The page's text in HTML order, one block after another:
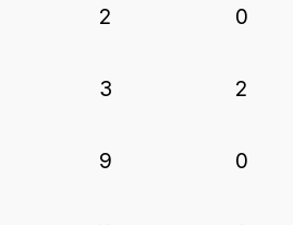
2 0
3 2
9 0